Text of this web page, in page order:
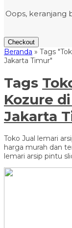
Oops, keranjang
Checkout
Beranda » Tags
Jakarta Timur"
Tags
Kozure
Jakarta
Toko Jual lemari
harga murah dan
lemari arsip pintu